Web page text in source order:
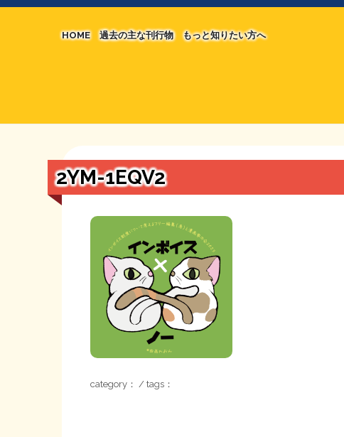
HOME 過去の主な刊行物 もっと知りたい方へ
用語集
2YM-1EQV2
category： / tags：